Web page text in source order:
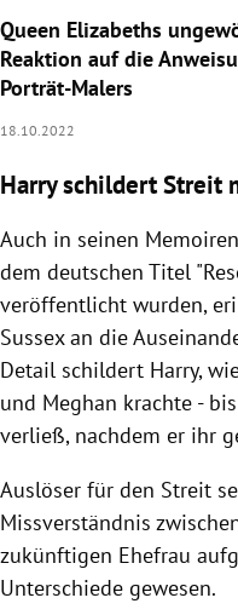
Queen Elizabeths
Reaktion auf die
Porträt-Malers
18.10.2022
Harry schildert Streit
Auch in seinen
dem deutschen Titel
veröffentlicht wurden,
Sussex an die
Detail schildert Harry,
und Meghan krachte -
verließ, nachdem er ihr
Auslöser für den Streit
Missverständnis
zukünftigen Ehefrau
Unterschiede gewesen.